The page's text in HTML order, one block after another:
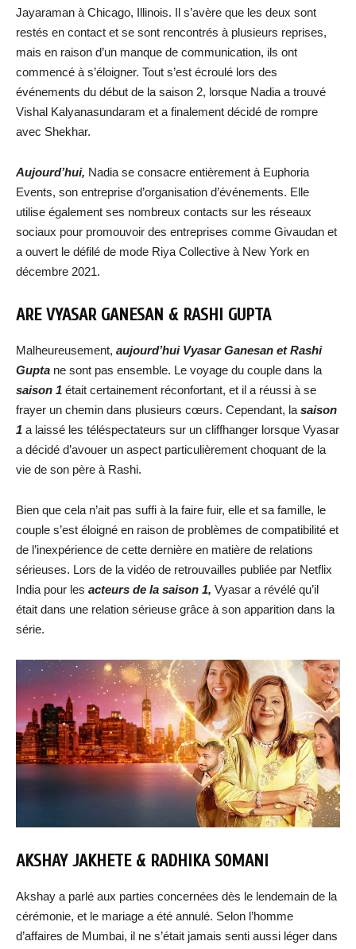
Jayaraman à Chicago, Illinois. Il s’avère que les deux sont
restés en contact et se sont rencontrés à plusieurs reprises,
mais en raison d’un manque de communication, ils ont
commencé à s’éloigner. Tout s’est écroulé lors des
événements du début de la saison 2, lorsque Nadia a trouvé
Vishal Kalyanasundaram et a finalement décidé de rompre
avec Shekhar.
Aujourd’hui, Nadia se consacre entièrement à Euphoria
Events, son entreprise d’organisation d’événements. Elle
utilise également ses nombreux contacts sur les réseaux
sociaux pour promouvoir des entreprises comme Givaudan et
a ouvert le défilé de mode Riya Collective à New York en
décembre 2021.
ARE VYASAR GANESAN & RASHI GUPTA
Malheureusement, aujourd’hui Vyasar Ganesan et Rashi
Gupta ne sont pas ensemble. Le voyage du couple dans la
saison 1 était certainement réconfortant, et il a réussi à se
frayer un chemin dans plusieurs cœurs. Cependant, la saison
1 a laissé les téléspectateurs sur un cliffhanger lorsque Vyasar
a décidé d’avouer un aspect particulièrement choquant de la
vie de son père à Rashi.
Bien que cela n’ait pas suffi à la faire fuir, elle et sa famille, le
couple s’est éloigné en raison de problèmes de compatibilité et
de l’inexpérience de cette dernière en matière de relations
sérieuses. Lors de la vidéo de retrouvailles publiée par Netflix
India pour les acteurs de la saison 1, Vyasar a révélé qu’il
était dans une relation sérieuse grâce à son apparition dans la
série.
AKSHAY JAKHETE & RADHIKA SOMANI
Akshay a parlé aux parties concernées dès le lendemain de la
cérémonie, et le mariage a été annulé. Selon l’homme
d’affaires de Mumbai, il ne s’était jamais senti aussi léger dans